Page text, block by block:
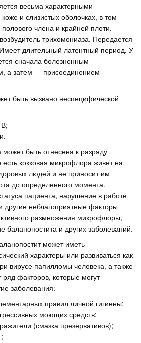
весьма характерными
и слизистых оболочках, в том
полового члена и крайней плоти.
трихомониаза. Передается
длительный латентный период. У
сначала болезненным
а затем — присоединением
быть вызвано неспецифической
В;
быть отнесена к разряду
есть кокковая микрофлора живет на
людей и не приносит им
до определенного момента.
пациента, нарушение в работе
другие неблагоприятные факторы
размножения микрофлоры,
баланопостита и других заболеваний.
может иметь
характеры или развиваться как
вирусе папилломы человека, а также
ряд факторов, которые могут
заболевания:
правил личной гигиены;
моющих средств;
(смазка презервативов);